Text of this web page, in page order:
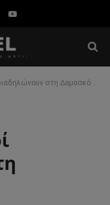
YouTube
για το κάψιμο του χριστουγεννιάτικου δέντρου από μαχητές της HTS